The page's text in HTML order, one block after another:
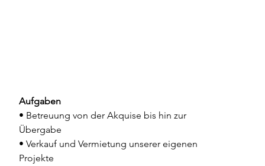
Aufgaben
• Betreuung von der Akquise bis hin zur
Übergabe
• Verkauf und Vermietung unserer eigenen
Projekte